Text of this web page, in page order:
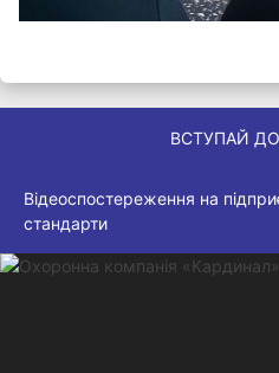
ВСТУПАЙ
Відеоспостереження на
стандарти